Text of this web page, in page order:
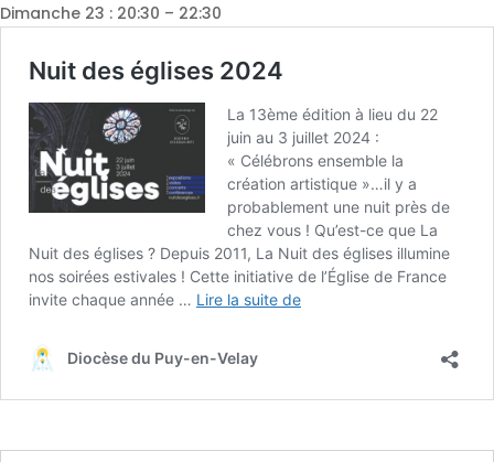
Dimanche 23 : 20:30 – 22:30